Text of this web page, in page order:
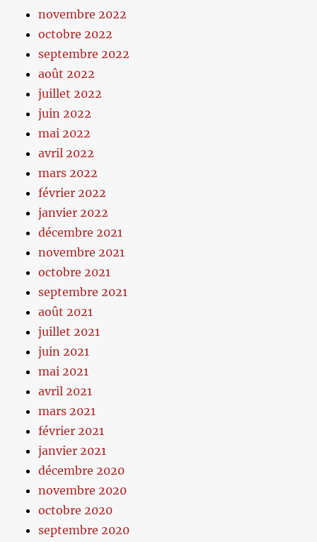
novembre 2022
octobre 2022
septembre 2022
août 2022
juillet 2022
juin 2022
mai 2022
avril 2022
mars 2022
février 2022
janvier 2022
décembre 2021
novembre 2021
octobre 2021
septembre 2021
août 2021
juillet 2021
juin 2021
mai 2021
avril 2021
mars 2021
février 2021
janvier 2021
décembre 2020
novembre 2020
octobre 2020
septembre 2020